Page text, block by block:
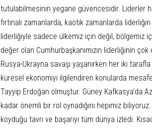
tutulabilmesinin yegane güvencesidir. Liderler
fırtınalı zamanlarda, kaotik zamanlarda
liderliğiyle sadece ülkemiz için değil, bölgemiz
değer olan Cumhurbaşkanımızın liderliğinin
Rusya-Ukrayna savaşı yaşanırken her iki
küresel ekonomiyi ilgilendiren konularda mesafe
Tayyip Erdoğan olmuştur. Güney Kafkasya'da
kadar önemli bir rol oynadığını hepimiz
koyduğu tavrı ve başarıyı tüm dünya izledi.